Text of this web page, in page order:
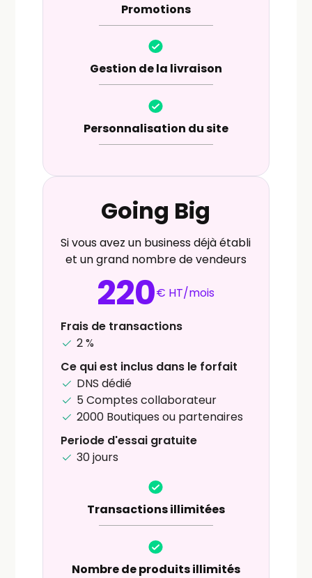
Promotions
Gestion de la livraison
Personnalisation du site
Going Big
Si vous avez un business déjà établi
et un grand nombre de vendeurs
220€ HT/mois
Frais de transactions
2 %
Ce qui est inclus dans le forfait
DNS dédié
5 Comptes collaborateur
2000 Boutiques ou partenaires
Periode d'essai gratuite
30 jours
Transactions illimitées
Nombre de produits illimités